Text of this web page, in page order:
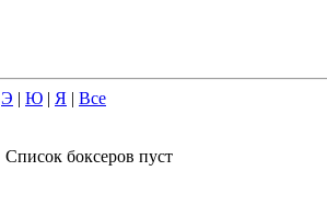
Э | Ю | Я | Все
Список боксеров пуст